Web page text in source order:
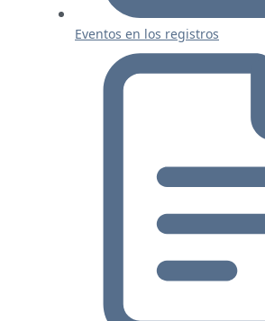
Eventos en los registros